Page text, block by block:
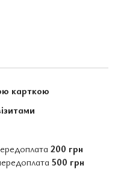
карткою
200 грн
500 грн